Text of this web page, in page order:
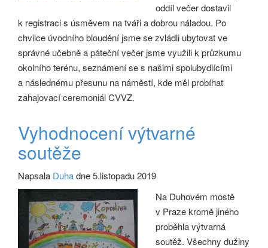
oddíl večer dostavil
k registraci s úsměvem na tváři a dobrou náladou. Po
chvilce úvodního bloudění jsme se zvládli ubytovat ve
správné učebně a páteční večer jsme využili k průzkumu
okolního terénu, seznámení se s našimi spolubydlícími
a následnému přesunu na náměstí, kde měl probíhat
zahajovací ceremoniál CVVZ.
Vyhodnocení výtvarné
soutěže
Napsala Duhadne 5.listopadu 2019
Na Duhovém mostě
v Praze kromě jiného
proběhla výtvarná
soutěž. Všechny dužiny